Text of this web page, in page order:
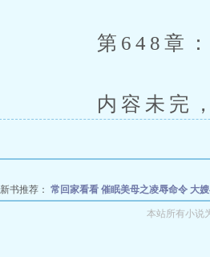
第648章：聂
内容未完，
新书推荐： 常回家看看 催眠美母之凌辱命令 大
败北在正太巨根下的阿尔
本站所有小说